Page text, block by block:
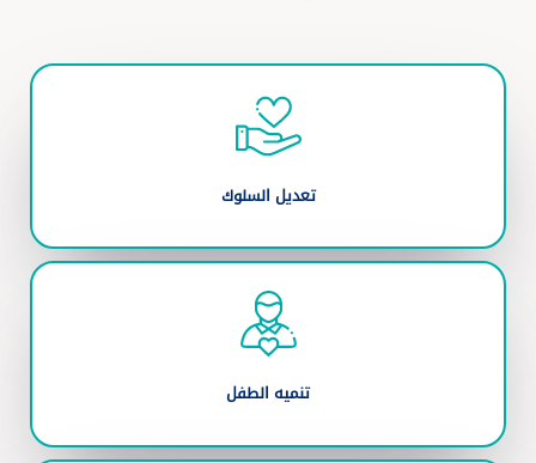
تعديل السلوك
تنميه الطفل